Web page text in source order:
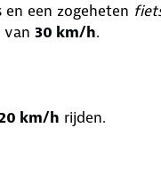
een zogeheten
van 30 km/h.
km/h rijden.